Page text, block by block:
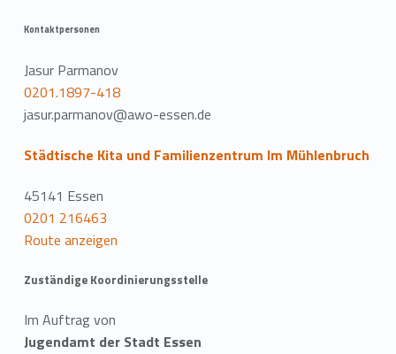
Kontaktpersonen
Jasur Parmanov
0201.1897-418
jasur.parmanov@awo-essen.de
Städtische Kita und Familienzentrum Im Mühlenbruch
45141 Essen
0201 216463
Route anzeigen
Zuständige Koordinierungsstelle
Im Auftrag von
Jugendamt der Stadt Essen